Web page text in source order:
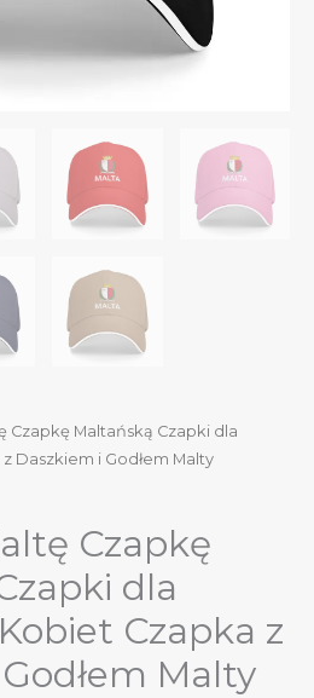
Czapkę Maltańską Czapki dla
Daszkiem i Godłem Malty
Czapkę
dla
Czapka z
Malty